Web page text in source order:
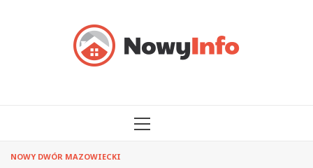
MENU
NOWY DWÓR MAZOWIECKI